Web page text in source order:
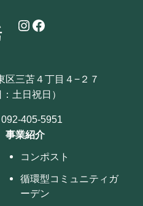
Instagram Facebook
区三苫４丁目４−２７
土日祝日）
405-5951
事業紹介
コンポスト
循環型コミュニティガ
ーデン